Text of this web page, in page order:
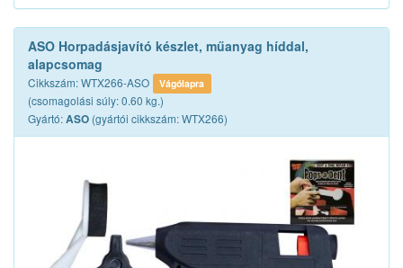
ASO Horpadásjavító készlet, műanyag híddal,
alapcsomag
Cikkszám: WTX266-ASO Vágólapra
(csomagolási súly: 0.60 kg.)
Gyártó:ASO (gyártói cikkszám: WTX266)